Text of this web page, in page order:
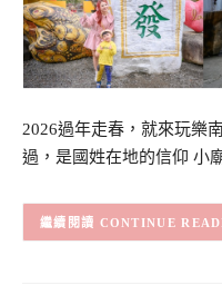
2026過年走春，就來玩樂
過，是國姓在地的信仰 小
CONTINUE